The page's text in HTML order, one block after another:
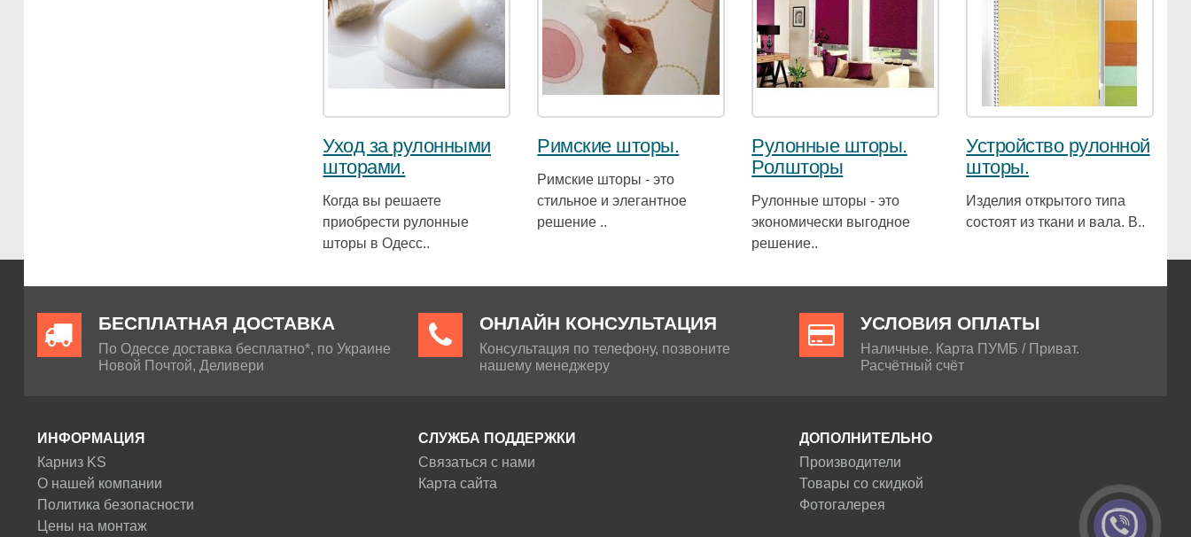
Уход за рулонными
шторами.
Когда вы решаете
приобрести рулонные
шторы в Одесс..
Римские шторы.
Римские шторы - это
стильное и элегантное
решение ..
Рулонные шторы.
Ролшторы
Рулонные шторы - это
экономически выгодное
решение..
Устройство рулонной
шторы.
Изделия открытого типа
состоят из ткани и вала. В..
БЕСПЛАТНАЯ ДОСТАВКА
По Одессе доставка бесплатно*, по Украине
Новой Почтой, Деливери
ОНЛАЙН КОНСУЛЬТАЦИЯ
Консультация по телефону, позвоните
нашему менеджеру
УСЛОВИЯ ОПЛАТЫ
Наличные. Карта ПУМБ / Приват.
Расчётный счёт
ИНФОРМАЦИЯ
Карниз KS
О нашей компании
Политика безопасности
Цены на монтаж
СЛУЖБА ПОДДЕРЖКИ
Связаться с нами
Карта сайта
ДОПОЛНИТЕЛЬНО
Производители
Товары со скидкой
Фотогалерея